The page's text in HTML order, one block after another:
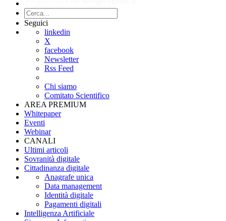
Seguici
linkedin
X
facebook
Newsletter
Rss Feed
Chi siamo
Comitato Scientifico
AREA PREMIUM
Whitepaper
Eventi
Webinar
CANALI
Ultimi articoli
Sovranità digitale
Cittadinanza digitale
Anagrafe unica
Data management
Identità digitale
Pagamenti digitali
Intelligenza Artificiale